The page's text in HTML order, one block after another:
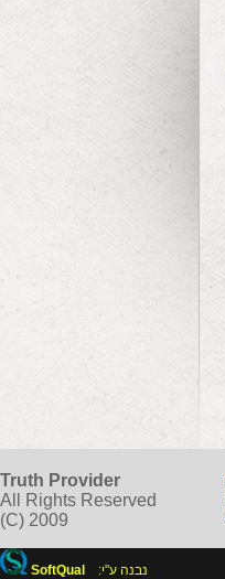
Truth Provider
All Rights Reserved
(C) 2009
SoftQual :נבנה ע"י